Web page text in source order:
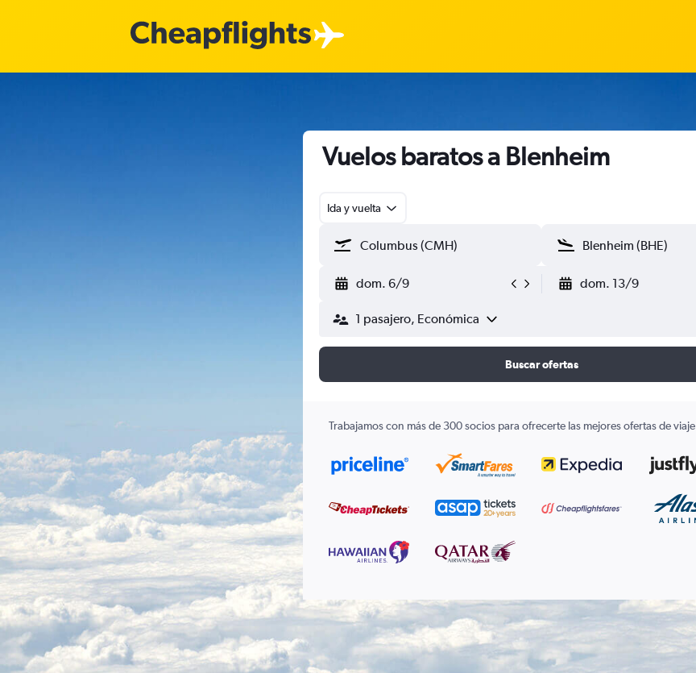
Vuelos baratos a Blenheim
Ida y vuelta
dom. 6/9 dom. 13/9
1 pasajero, Económica
Buscar ofertas
Trabajamos con más de 300 socios para ofrecerte las mejores ofertas de viaje